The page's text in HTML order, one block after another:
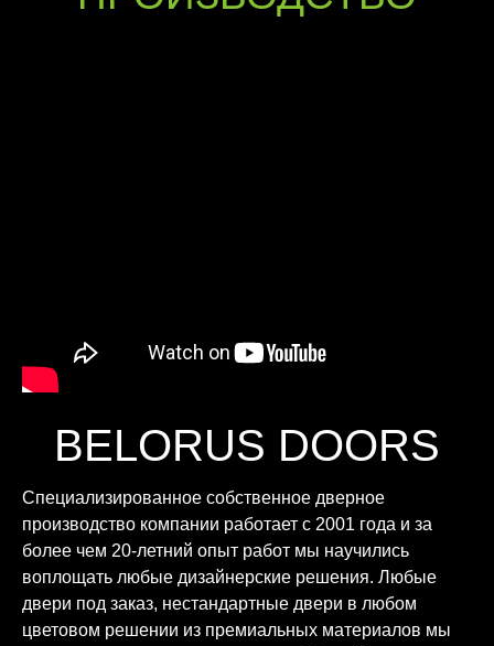
BELORUS DOORS
Специализированное собственное дверное
производство компании работает с 2001 года и за
более чем 20-летний опыт работ мы научились
воплощать любые дизайнерские решения. Любые
двери под заказ, нестандартные двери в любом
цветовом решении из премиальных материалов мы